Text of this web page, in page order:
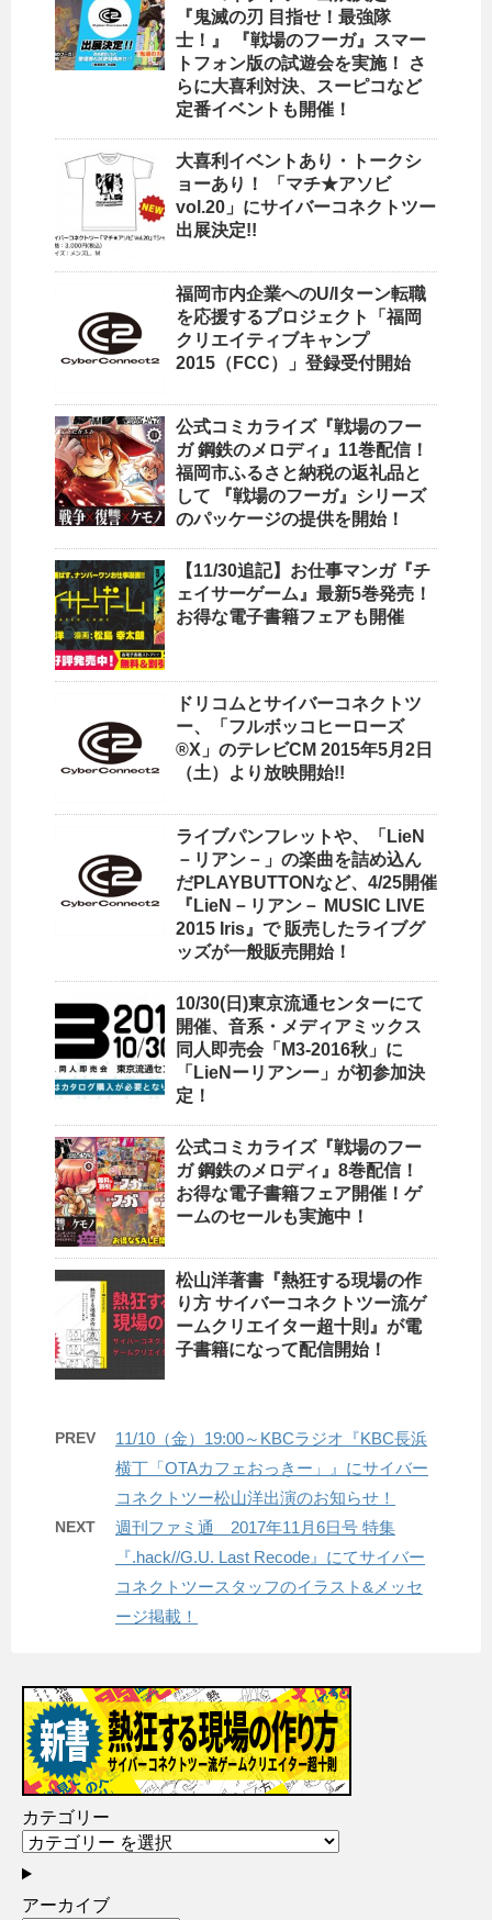
『鬼滅の刃 目指せ！最強隊
士！』 『戦場のフーガ』スマー
トフォン版の試遊会を実施！ さ
らに大喜利対決、スーピコなど
定番イベントも開催！
大喜利イベントあり・トークシ
ョーあり！ 「マチ★アソビ
vol.20」にサイバーコネクトツー
出展決定!!
福岡市内企業へのU/Iターン転職
を応援するプロジェクト「福岡
クリエイティブキャンプ
2015（FCC）」登録受付開始
公式コミカライズ『戦場のフー
ガ 鋼鉄のメロディ』11巻配信！
福岡市ふるさと納税の返礼品と
して 『戦場のフーガ』シリーズ
のパッケージの提供を開始！
【11/30追記】お仕事マンガ『チ
ェイサーゲーム』最新5巻発売！
お得な電子書籍フェアも開催
ドリコムとサイバーコネクトツ
ー、「フルボッコヒーローズ
®X」のテレビCM 2015年5月2日
（土）より放映開始!!
ライブパンフレットや、「LieN
－リアン－」の楽曲を詰め込ん
だPLAYBUTTONなど、4/25開催
『LieN－リアン－ MUSIC LIVE
2015 Iris』で 販売したライブグ
ッズが一般販売開始！
10/30(日)東京流通センターにて
開催、音系・メディアミックス
同人即売会「M3-2016秋」に
「LieNーリアンー」が初参加決
定！
公式コミカライズ『戦場のフー
ガ 鋼鉄のメロディ』8巻配信！
お得な電子書籍フェア開催！ゲ
ームのセールも実施中！
松山洋著書『熱狂する現場の作
り方 サイバーコネクトツー流ゲ
ームクリエイター超十則』が電
子書籍になって配信開始！
PREV
11/10（金）19:00～KBCラジオ『KBC長浜
横丁「OTAカフェおっきー」』にサイバー
コネクトツー松山洋出演のお知らせ！
NEXT
週刊ファミ通 2017年11月6日号 特集
『.hack//G.U. Last Recode』にてサイバー
コネクトツースタッフのイラスト&メッセ
ージ掲載！
カテゴリー
アーカイブ